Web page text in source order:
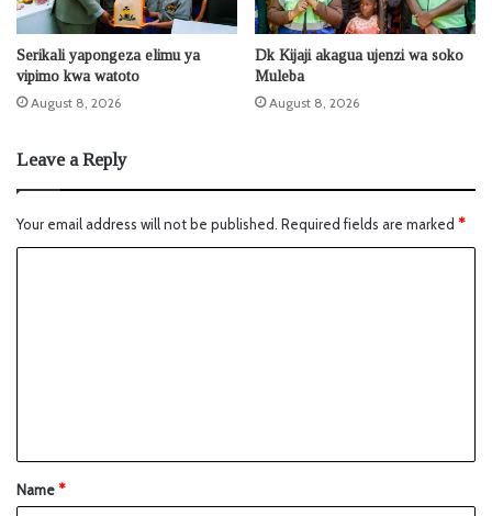
Serikali yapongeza elimu ya
vipimo kwa watoto
August 8, 2026
Dk Kijaji akagua ujenzi wa soko
Muleba
August 8, 2026
Leave a Reply
Your email address will not be published. Required fields are marked *
Name*